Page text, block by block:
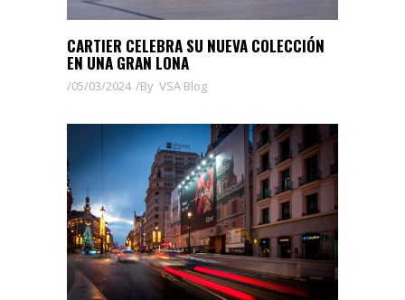
CARTIER CELEBRA SU NUEVA COLECCIÓN
EN UNA GRAN LONA
05/03/2024 By VSA Blog